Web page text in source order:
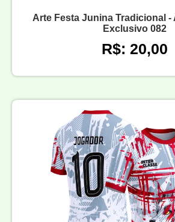
Arte Festa Junina Tradicional -
Exclusivo 082
R$: 20,00